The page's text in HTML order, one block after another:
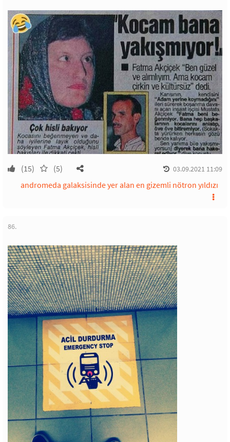
(15) (5) 03.09.2021 11:09
andromeda galaksisinde yer alan en gizemli nötron yıldızı
86.